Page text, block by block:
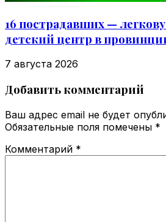
16 пострадавших —
детский центр в
7 августа 2026
Добавить комментарий
Ваш адрес email не будет
Обязательные поля помечены *
Комментарий *